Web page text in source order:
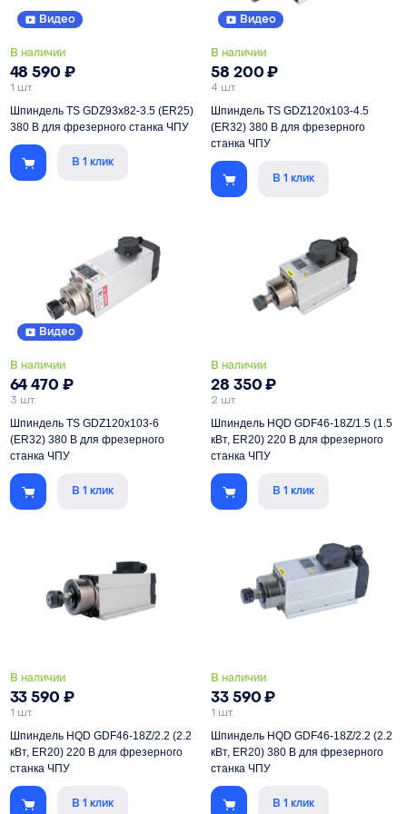
Видео
В наличии
48 590 ₽
1 шт.
Шпиндель TS GDZ93x82-3.5 (ER25)
380 В для фрезерного станка ЧПУ
Мощность
без фланцев
5000-18000 об/мин
В 1 клик
Видео
В наличии
58 200₽
4 шт.
Шпиндель TS GDZ120x103-4.5
(ER32) 380 В для фрезерного
станка ЧПУ
Мощность
Тип установки
без фланцев
5000-18000 об/мин
В 1 клик
Видео
В наличии
64 470 ₽
3 шт.
Шпиндель TS GDZ120x103-6
(ER32) 380 В для фрезерного
станка ЧПУ
Мощность
Тип установки
без фланцев
Скорость
5000-18000 об/мин
В 1 клик
В наличии
28 350₽
2 шт.
Шпиндель HQD GDF46-18Z/1.5 (1.5
кВт, ER20) 220 В для фрезерного
станка ЧПУ
Мощность
Тип установки
с фланцами
Скорость
5000-18000 об/мин
В 1 клик
В наличии
33 590 ₽
1 шт.
Шпиндель HQD GDF46-18Z/2.2 (2.2
кВт, ER20) 220 В для фрезерного
станка ЧПУ
Мощность В 1 клик
В наличии
33 590₽
1 шт.
Шпиндель HQD GDF46-18Z/2.2 (2.2
кВт, ER20) 380 В для фрезерного
станка ЧПУ
Мощность В 1 клик